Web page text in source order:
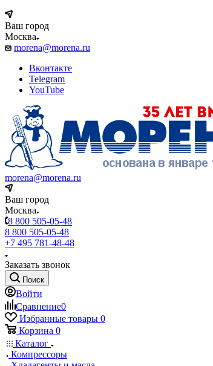
Ваш город
Москва
morena@morena.ru
Вконтакте
Telegram
YouTube
morena@morena.ru
Ваш город
Москва
8 800 505-05-48
8 800 505-05-48
+7 495 781-48-48
Заказать звонок
Поиск
Войти
Сравнение0
Избранные товары 0
Корзина 0
Каталог
Компрессоры